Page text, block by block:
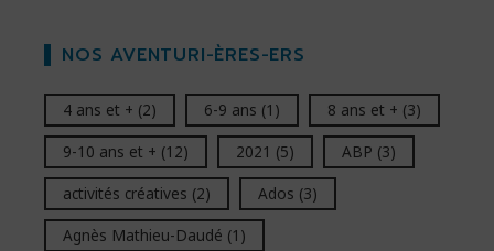
NOS AVENTURI-ÈRES-ERS
4 ans et + (2) 6-9 ans (1) 8 ans et + (3)
9-10 ans et + (12) 2021 (5) ABP (3)
activités créatives (2) Ados (3)
Agnès Mathieu-Daudé (1)